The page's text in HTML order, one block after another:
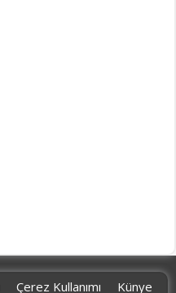
Çerez Kullanımı Künye